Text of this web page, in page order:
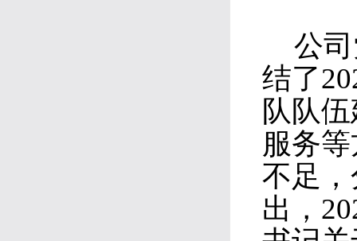
公
结了
队队
服务
不足
出，